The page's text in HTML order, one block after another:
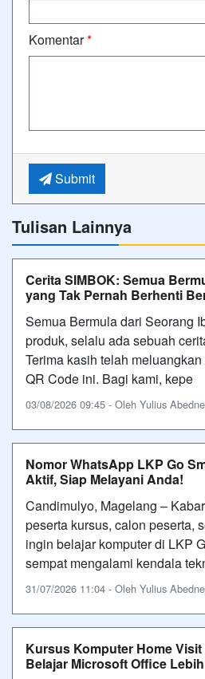
Komentar*
Submit
Tulisan Lainnya
Cerita SIMBOK: Semua
yang Tak Pernah Berhenti
Semua Bermula dari Seorang
produk, selalu ada sebuah
Terima kasih telah
QR Code ini. Bagi kami, kepe
03/08/2026 09:45 - Oleh Yulius
Nomor WhatsApp LKP Go
Aktif, Siap Melayani Anda!
Candimulyo, Magelang –
peserta kursus, calon peserta,
ingin belajar komputer di LKP
sempat mengalami kendala
31/07/2026 11:04 - Oleh Yulius
Kursus Komputer Home Visit
Belajar Microsoft Office